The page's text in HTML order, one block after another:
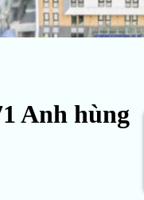
Anh hùng